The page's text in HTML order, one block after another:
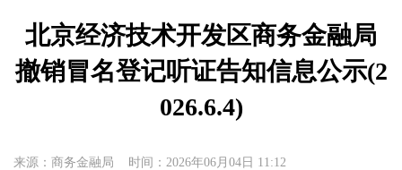
北京经济技术开发区商务金融局
撤销冒名登记听证告知信息公示(2
026.6.4)
来源：商务金融局 时间：2026年06月04日 11:12